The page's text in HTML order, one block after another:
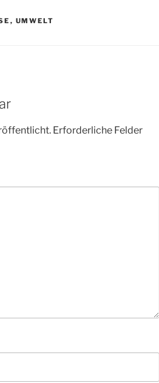
, UMWELT
Erforderliche Felder